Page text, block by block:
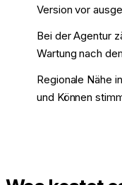
Version vor
Bei der Agentur
Wartung nach
Regionale Nähe
und Können